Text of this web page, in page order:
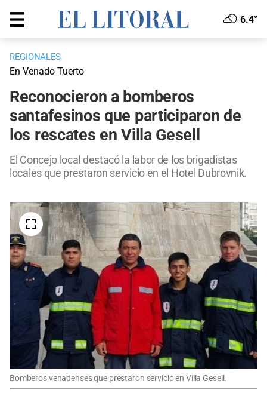
6.4°
REGIONALES
En Venado Tuerto
Reconocieron a bomberos
santafesinos que participaron de
los rescates en Villa Gesell
El Concejo local destacó la labor de los brigadistas
locales que prestaron servicio en el Hotel Dubrovnik.
Bomberos venadenses que prestaron servicio en Villa Gesell.